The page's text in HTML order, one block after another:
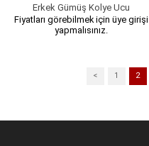
Erkek Gümüş Kolye Ucu
Fiyatları görebilmek için üye girişi
yapmalısınız.
< 1 2